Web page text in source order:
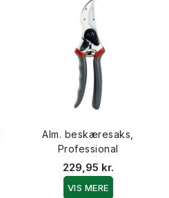
Alm. beskæresaks,
Professional
229,95 kr.
VIS MERE